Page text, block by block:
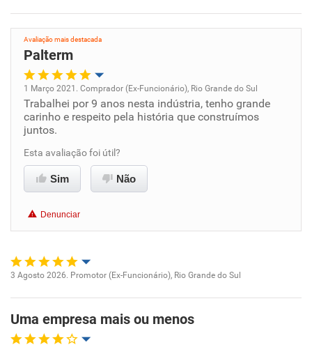
Avaliação mais destacada
Palterm
Oportunidade de promoção
Conciliação com a vida familiar
Recomenda a diretoria
1 Março 2021. Comprador (Ex-Funcionário), Rio Grande do Sul
Trabalhei por 9 anos nesta indústria, tenho grande
carinho e respeito pela história que construímos
juntos.
Esta avaliação foi útil?
Sim Não
Denunciar
Ambiente de trabalho
3 Agosto 2026. Promotor (Ex-Funcionário), Rio Grande do Sul
Uma empresa mais ou menos